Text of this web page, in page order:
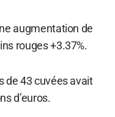
augmentation de
rouges +3.37%.
de 43 cuvées avait
d’euros.